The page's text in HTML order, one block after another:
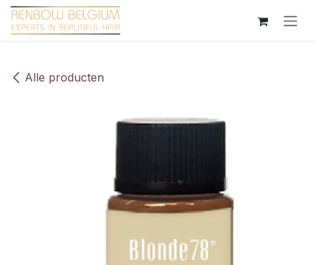
Overslaan naar inhoud
Alle producten